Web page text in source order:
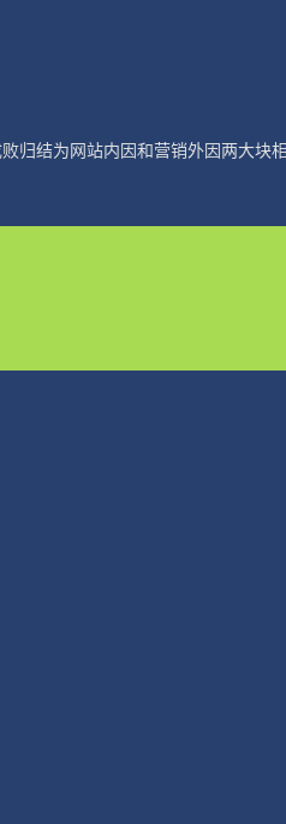
归结为网站内因和营销外因两大块